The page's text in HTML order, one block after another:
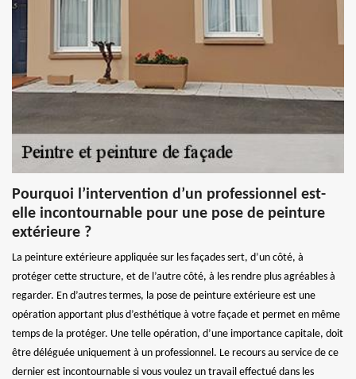
Pourquoi l’intervention d’un professionnel est-
elle incontournable pour une pose de peinture
extérieure ?
La peinture extérieure appliquée sur les façades sert, d’un côté, à
protéger cette structure, et de l’autre côté, à les rendre plus agréables à
regarder. En d’autres termes, la pose de peinture extérieure est une
opération apportant plus d’esthétique à votre façade et permet en même
temps de la protéger. Une telle opération, d’une importance capitale, doit
être déléguée uniquement à un professionnel. Le recours au service de ce
dernier est incontournable si vous voulez un travail effectué dans les